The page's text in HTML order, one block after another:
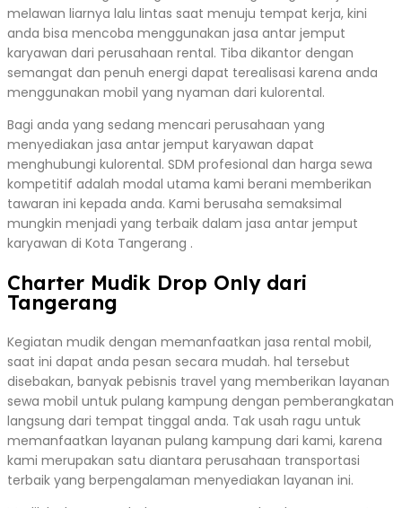
melawan liarnya lalu lintas saat menuju tempat kerja, kini
anda bisa mencoba menggunakan jasa antar jemput
karyawan dari perusahaan rental. Tiba dikantor dengan
semangat dan penuh energi dapat terealisasi karena anda
menggunakan mobil yang nyaman dari kulorental.
Bagi anda yang sedang mencari perusahaan yang
menyediakan jasa antar jemput karyawan dapat
menghubungi kulorental. SDM profesional dan harga sewa
kompetitif adalah modal utama kami berani memberikan
tawaran ini kepada anda. Kami berusaha semaksimal
mungkin menjadi yang terbaik dalam jasa antar jemput
karyawan di Kota Tangerang .
Charter Mudik Drop Only dari
Tangerang
Kegiatan mudik dengan memanfaatkan jasa rental mobil,
saat ini dapat anda pesan secara mudah. hal tersebut
disebakan, banyak pebisnis travel yang memberikan layanan
sewa mobil untuk pulang kampung dengan pemberangkatan
langsung dari tempat tinggal anda. Tak usah ragu untuk
memanfaatkan layanan pulang kampung dari kami, karena
kami merupakan satu diantara perusahaan transportasi
terbaik yang berpengalaman menyediakan layanan ini.